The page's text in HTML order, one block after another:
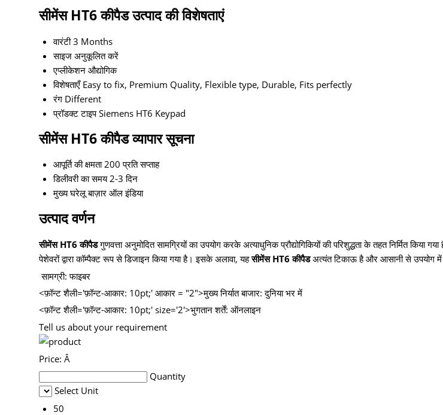
सीमेंस HT6 कीपैड उत्पाद की विशेषताएं
वारंटी 3 Months
साइज अनुकूलित करें
एप्लीकेशन औद्योगिक
विशेषताएँ Easy to fix, Premium Quality, Flexible type, Durable, Fits perfectly
रंग Different
प्रॉडक्ट टाइप Siemens HT6 Keypad
सीमेंस HT6 कीपैड व्यापार सूचना
आपूर्ति की क्षमता 200 प्रति सप्ताह
डिलीवरी का समय 2-3 दिन
मुख्य घरेलू बाज़ार ऑल इंडिया
उत्पाद वर्णन
सीमेंस HT6 कीपैडगुणवत्ता अनुमोदित सामग्रियों का उपयोग करके अत्याधुनिक प्रौद्योगिकियों की परिशुद्धता के तहत निर्मित
पेशेवरों द्वारा कॉम्पैक्ट रूप से डिजाइन किया गया है। इसके अलावा, यहसीमेंस HT6 कीपैडअत्यंत टिकाऊ है और आसानी से उपयोग में
सामग्री: फाइबर
<फ़ॉन्ट शैली='फ़ॉन्ट-आकार: 10pt;' आकार = "2">मुख्य निर्यात बाजार: दुनिया भर में
<फ़ॉन्ट शैली='फ़ॉन्ट-आकार: 10pt;' size='2'>भुगतान शर्तें: ऑनलाइन
Tell us about your requirement
Price: Â
Quantity
Select Unit
50